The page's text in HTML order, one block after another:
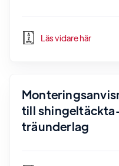
Läs vidare här
till
träunderlag